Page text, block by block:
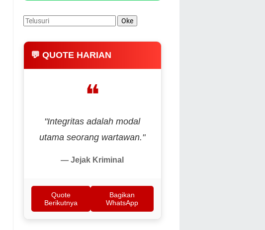
💬 QUOTE HARIAN
❝
"Integritas adalah modal
utama seorang wartawan."
— Jejak Kriminal
Quote
Berikutnya
Bagikan
WhatsApp